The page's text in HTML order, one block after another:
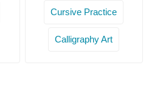
Cursive Practice
Calligraphy Art